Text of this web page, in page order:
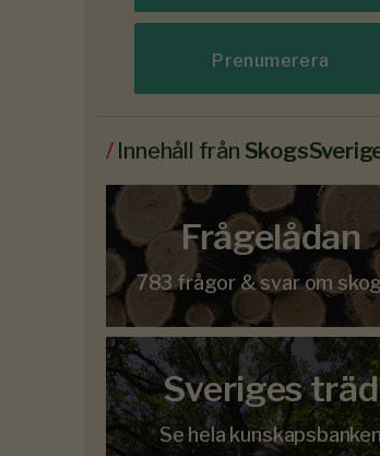
Prenumerera
/ Innehåll från
Frågelådan
783 frågor & svar om
Sveriges träd
Se hela kunskapsbanken